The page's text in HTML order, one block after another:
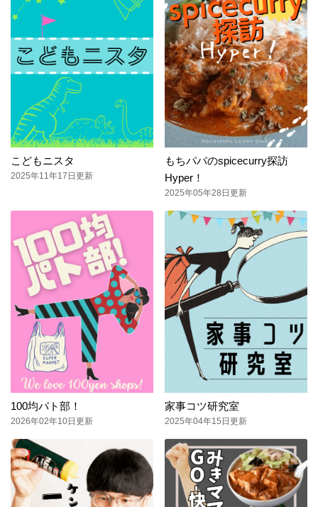
こどもニスタ
2025年11年17日更新
もちパパのspicecurry探訪
Hyper！
2025年05年28日更新
100均パト部！
2026年02年10日更新
家事コツ研究室
2025年04年15日更新